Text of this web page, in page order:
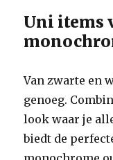
Uni items
Van zwarte en
genoeg.
look waar je
biedt de